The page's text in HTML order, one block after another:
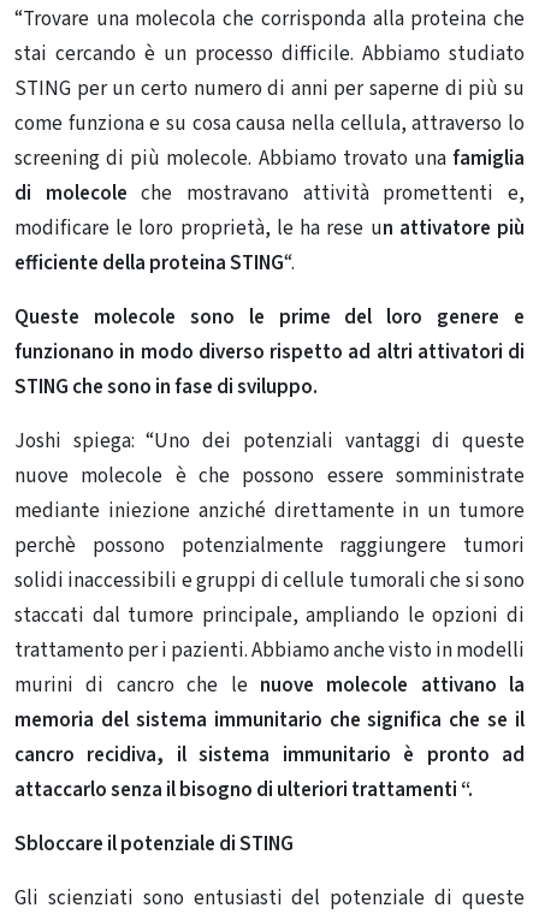
“Trovare una molecola che corrisponda alla proteina che
stai cercando è un processo difficile. Abbiamo studiato
STING per un certo numero di anni per saperne di più su
come funziona e su cosa causa nella cellula, attraverso lo
screening di più molecole. Abbiamo trovato una famiglia
di molecole che mostravano attività promettenti e,
modificare le loro proprietà, le ha rese un attivatore più
efficiente della proteina STING“.
Queste molecole sono le prime del loro genere e
funzionano in modo diverso rispetto ad altri attivatori di
STING che sono in fase di sviluppo.
Joshi spiega: “Uno dei potenziali vantaggi di queste
nuove molecole è che possono essere somministrate
mediante iniezione anziché direttamente in un tumore
perchè possono potenzialmente raggiungere tumori
solidi inaccessibili e gruppi di cellule tumorali che si sono
staccati dal tumore principale, ampliando leopzioni di
trattamento per i pazienti. Abbiamo anche visto in modelli
murini di cancro che lenuove molecole attivano la
memoria del sistema immunitario che significa che se il
cancro recidiva, ilsistema immunitario è pronto ad
attaccarlo senza il bisogno di ulteriori trattamenti “.
Sbloccare il potenziale di STING
Gli scienziati sono entusiasti del potenziale di queste